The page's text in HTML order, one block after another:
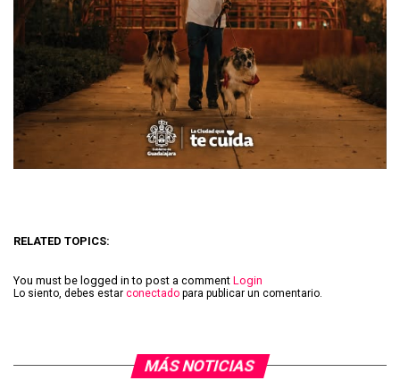
RELATED TOPICS:
You must be logged in to post a comment Login
Lo siento, debes estar conectado para publicar un comentario.
MÁS NOTICIAS